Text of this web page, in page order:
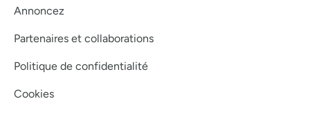
Annoncez
Partenaires et collaborations
Politique de confidentialité
Cookies